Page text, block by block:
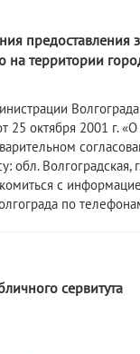
предоставления
территории
октября 2001 г.
обл.
с
по
сервитута